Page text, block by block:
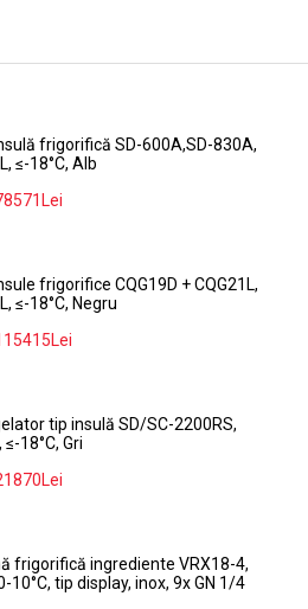
frigorifică SD-600A,SD-830A,
≤-18°C, Alb
frigorifice CQG19D + CQG21L,
≤-18°C, Negru
tip insulă SD/SC-2200RS,
≤-18°C, Gri
frigorifică ingrediente VRX18-4,
10°C, tip display, inox, 9x GN 1/4